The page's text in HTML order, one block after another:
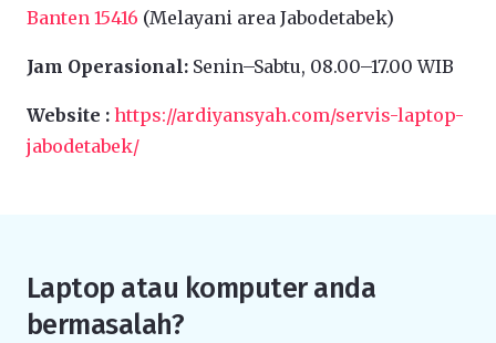
Banten 15416 (Melayani area Jabodetabek)
Jam Operasional: Senin–Sabtu, 08.00–17.00 WIB
Website : https://ardiyansyah.com/servis-laptop-
jabodetabek/
Laptop atau komputer anda
bermasalah?